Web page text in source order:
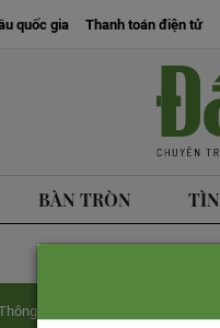
quốc gia Thanh toán điện tử
BÀN TRÒN
tin tòa soạn